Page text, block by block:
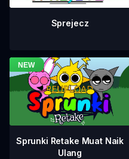
Sprejecz
Sprunki Retake Muat Naik
Ulang